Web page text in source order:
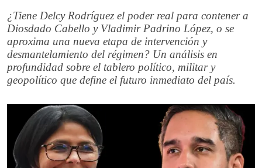
¿Tiene Delcy Rodríguez el poder real para contener a
Diosdado Cabello y Vladimir Padrino López, o se
aproxima una nueva etapa de intervención y
desmantelamiento del régimen? Un análisis en
profundidad sobre el tablero político, militar y
geopolítico que define el futuro inmediato del país.